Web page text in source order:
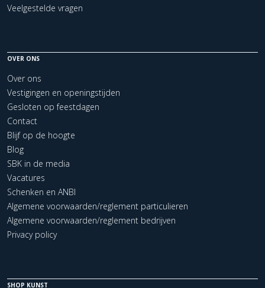
Veelgestelde vragen
OVER ONS
Over ons
Vestigingen en openingstijden
Gesloten op feestdagen
Contact
Blijf op de hoogte
Blog
SBK in de media
Vacatures
Schenken en ANBI
Algemene voorwaarden/reglement particulieren
Algemene voorwaarden/reglement bedrijven
Privacy policy
SHOP KUNST